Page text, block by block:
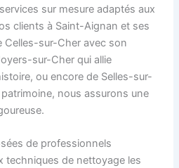
sur mesure adaptés aux
clients à Saint-Aignan et ses
Celles-sur-Cher avec son
sur-Cher qui allie
ou encore de Selles-sur-
nous assurons une
de professionnels
techniques de nettoyage les